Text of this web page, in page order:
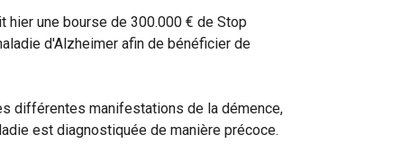
hier une bourse de 300.000 € de Stop
d'Alzheimer afin de bénéficier de
différentes manifestations de la démence,
est diagnostiquée de manière précoce.